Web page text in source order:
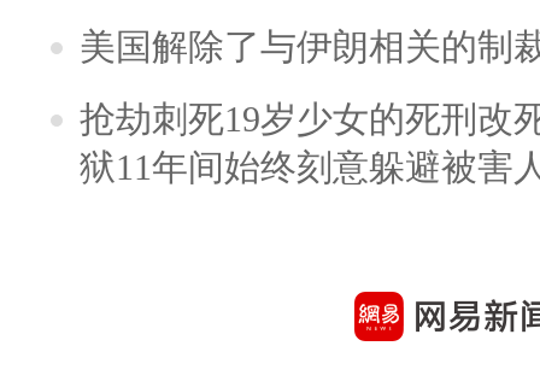
美国解除了与伊朗相关的制
抢劫刺死19岁少女的死刑改
狱11年间始终刻意躲避被害